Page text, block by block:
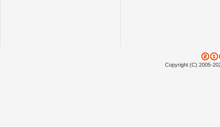
Copyright (C) 2005-